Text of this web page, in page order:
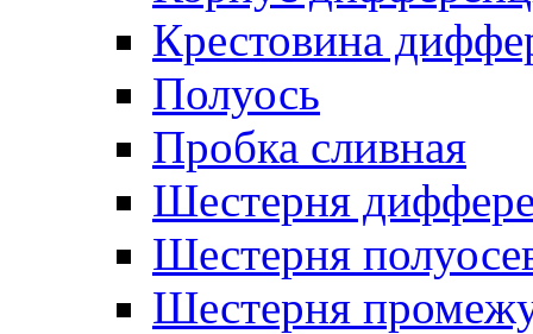
Крестовина
Полуось
Пробка сливная
Шестерня
Шестерня
Шестерня